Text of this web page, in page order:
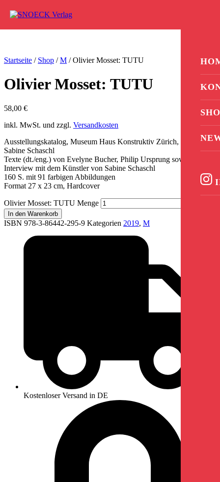
Startseite / Shop /M / Olivier Mosset: TUTU
Olivier Mosset: TUTU
58,00 €
inkl. MwSt. und zzgl. Versandkosten
Ausstellungskatalog, Museum Haus Konstruktiv Zürich, hrsg. von
Sabine Schaschl
Texte (dt./eng.) von Evelyne Bucher, Philip Ursprung sowie ein
Interview mit dem Künstler von Sabine Schaschl
160 S. mit 91 farbigen Abbildungen
Format 27 x 23 cm, Hardcover
Olivier Mosset: TUTU Menge
In den Warenkorb
ISBN 978-3-86442-295-9 Kategorien 2019, M
Kostenloser Versand in DE